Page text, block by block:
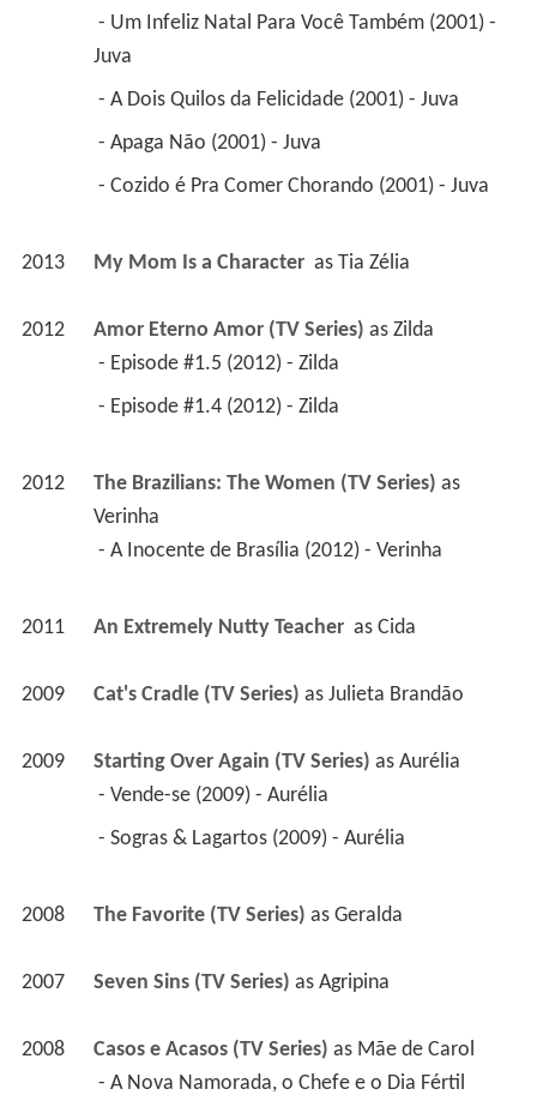
Juva
- A Dois Quilos da Felicidade (2001) - Juva
- Apaga Não (2001) - Juva
- Cozido é Pra Comer Chorando (2001) - Juva
2013 My Mom Is a Character as Tia Zélia
2012 Amor Eterno Amor (TV Series) as Zilda
- Episode #1.5 (2012) - Zilda
- Episode #1.4 (2012) - Zilda
2012 The Brazilians: The Women (TV Series)
as
Verinha
- A Inocente de Brasília (2012) - Verinha
2011 An Extremely Nutty Teacher as Cida
2009 Cat's Cradle (TV Series) as Julieta Brandão
2009 Starting Over Again (TV Series) as Aurélia
- Vende-se (2009) - Aurélia
- Sogras & Lagartos (2009) - Aurélia
2008 The Favorite (TV Series) as Geralda
2007 Seven Sins (TV Series) as Agripina
2008 Casos e Acasos (TV Series) as Mãe de Carol